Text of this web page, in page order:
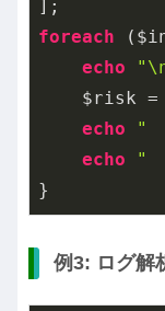
foreach
echo
$risk =
echo
"
echo
"
例3: ログ解